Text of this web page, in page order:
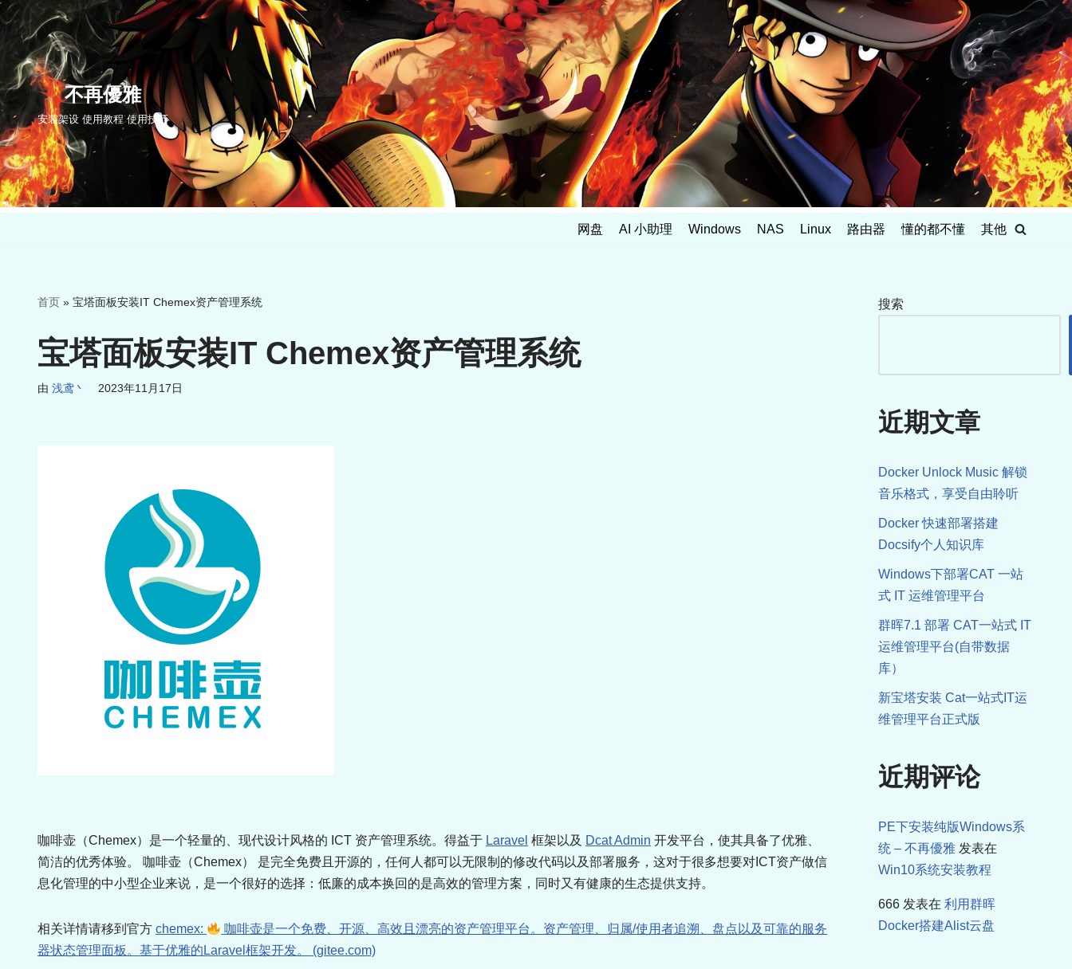
跳
至
正
文
不再優雅
安装架设 使用教程 使用技巧
网盘 AI 小助理 Windows NAS Linux 路由器 懂的都不懂 其他
首页 » 宝塔面板安装IT Chemex资产管理系统
宝塔面板安装IT Chemex资产管理系统
由 浅鸢丶 2023年11月17日
咖啡壶（Chemex）是一个轻量的、现代设计风格的 ICT 资产管理系统。得益于 Laravel 框架以及 Dcat Admin 开发平台，使其具备了优雅、
简洁的优秀体验。 咖啡壶（Chemex） 是完全免费且开源的，任何人都可以无限制的修改代码以及部署服务，这对于很多想要对ICT资产做信
息化管理的中小型企业来说，是一个很好的选择：低廉的成本换回的是高效的管理方案，同时又有健康的生态提供支持。
相关详情请移到官方 chemex:
咖啡壶是一个免费、开源、高效且漂亮的资产管理平台。资产管理、归属/使用者追溯、盘点以及可靠的服务
器状态管理面板。基于优雅的Laravel框架开发。 (gitee.com)
搜索
近期文章
Docker Unlock Music 解锁
音乐格式，享受自由聆听
Docker 快速部署搭建
Docsify个人知识库
Windows下部署CAT 一站
式 IT 运维管理平台
群晖7.1 部署 CAT一站式 IT
运维管理平台(自带数据
库）
新宝塔安装 Cat一站式IT运
维管理平台正式版
近期评论
PE下安装纯版Windows系
统 – 不再優雅 发表在
Win10系统安装教程
666 发表在 利用群晖
Docker搭建Alist云盘